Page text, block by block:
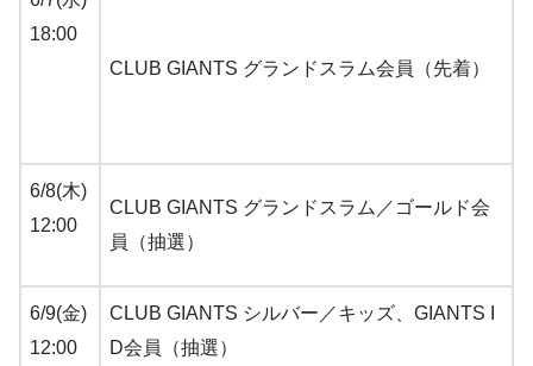
18:00
CLUB GIANTS グランドスラム会員（先着）
6/8(木)
12:00
CLUB GIANTS グランドスラム／ゴールド会
員（抽選）
6/9(金)
12:00
CLUB GIANTS シルバー／キッズ、GIANTS I
D会員（抽選）